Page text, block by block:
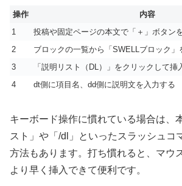
操作
内容
1
投稿や固定ページの本文で「＋」ボタン
2
ブロックの一覧から「SWELLブロック」
3
「説明リスト（DL）」をクリックして挿
4
dt側に項目名、dd側に説明文を入力する
キーボード操作に慣れている場合は、
スト」や「/dl」といったスラッシュコ
方法もあります。打ち慣れると、マウ
より早く挿入できて便利です。